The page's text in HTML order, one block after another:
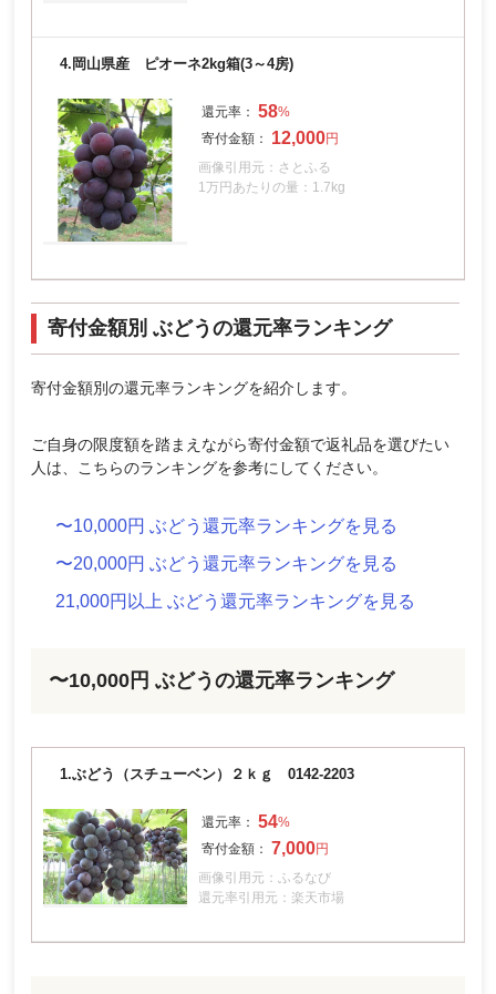
4. 岡山県産 ピオーネ2kg箱(3～4房)
58
12,000
画像引用元：さとふる
1万円あたりの量：1.7kg
寄付金額別 ぶどうの還元率ランキング
寄付金額別の還元率ランキングを紹介します。
ご自身の限度額を踏まえながら寄付金額で返礼品を選びたい
人は、こちらのランキングを参考にしてください。
〜10,000円 ぶどう還元率ランキングを見る
〜20,000円 ぶどう還元率ランキングを見る
21,000円以上 ぶどう還元率ランキングを見る
〜10,000円 ぶどうの還元率ランキング
1.ぶどう（スチューベン）２ｋｇ 0142-2203
54
7,000
画像引用元：ふるなび
還元率引用元：楽天市場